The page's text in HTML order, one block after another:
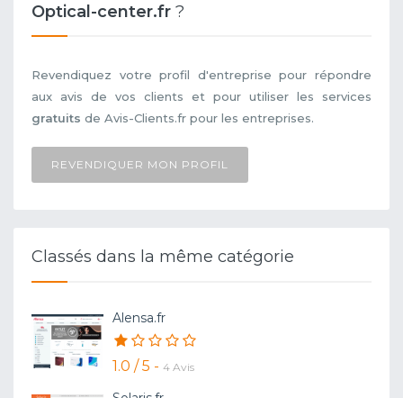
Optical-center.fr ?
Revendiquez votre profil d'entreprise pour répondre
aux avis de vos clients et pour utiliser les services
gratuits de Avis-Clients.fr pour les entreprises.
REVENDIQUER MON PROFIL
Classés dans la même catégorie
Alensa.fr
1.0 / 5 - 4 Avis